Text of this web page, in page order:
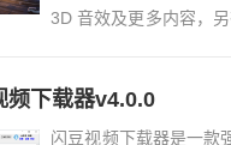
3D 音效及更多内容，
频下载器v4.0.0
闪豆视频下载器是一款